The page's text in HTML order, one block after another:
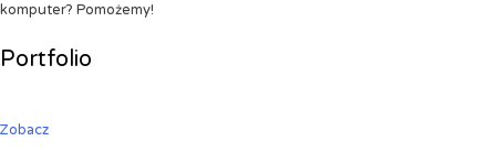
komputer? Pomożemy!
Portfolio
Zobacz